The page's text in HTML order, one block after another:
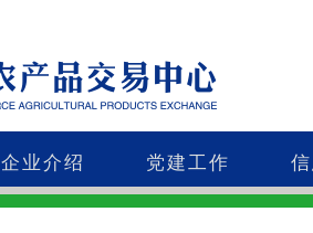
企业介绍 党建工作